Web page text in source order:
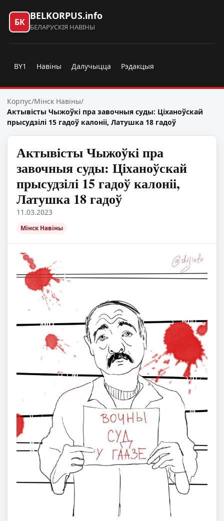
БК
BELKORPUS.info
БЕЛАРУСКІЯ НАВІНЫ
BY1 Навіны Далучыцца Рэдакцыя
Корпус/Мінск Навіны/
Актывісты Чыжоўкі пра завочныя суды: Ціханоўскай
прысудзілі 15 гадоў калоніі, Латушка 18 гадоў
Актывісты Чыжоўкі пра
завочныя суды: Ціханоўскай
прысудзілі 15 гадоў калоніі,
Латушка 18 гадоў
11.03.2023
Мінск Навіны